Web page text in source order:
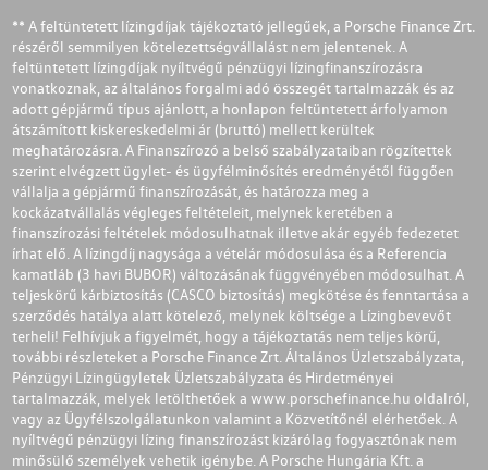
** A feltüntetett lízingdíjak tájékoztató jellegűek, a Porsche Finance Zrt.
részéről semmilyen kötelezettségvállalást nem jelentenek. A
feltüntetett lízingdíjak nyíltvégű pénzügyi lízingfinanszírozásra
vonatkoznak, az általános forgalmi adó összegét tartalmazzák és az
adott gépjármű típus ajánlott, a honlapon feltüntetett árfolyamon
átszámított kiskereskedelmi ár (bruttó) mellett kerültek
meghatározásra. A Finanszírozó a belső szabályzataiban rögzítettek
szerint elvégzett ügylet- és ügyfélminősítés eredményétől függően
vállalja a gépjármű finanszírozását, és határozza meg a
kockázatvállalás végleges feltételeit, melynek keretében a
finanszírozási feltételek módosulhatnak illetve akár egyéb fedezetet
írhat elő. A lízingdíj nagysága a vételár módosulása és a Referencia
kamatláb (3 havi BUBOR) változásának függvényében módosulhat. A
teljeskörű kárbiztosítás (CASCO biztosítás) megkötése és fenntartása a
szerződés hatálya alatt kötelező, melynek költsége a Lízingbevevőt
terheli! Felhívjuk a figyelmét, hogy a tájékoztatás nem teljes körű,
további részleteket a Porsche Finance Zrt. Általános Üzletszabályzata,
Pénzügyi Lízingügyletek Üzletszabályzata és Hirdetményei
tartalmazzák, melyek letölthetőek a www.porschefinance.hu oldalról,
vagy az Ügyfélszolgálatunkon valamint a Közvetítőnél elérhetőek. A
nyíltvégű pénzügyi lízing finanszírozást kizárólag fogyasztónak nem
minősülő személyek vehetik igénybe. A Porsche Hungária Kft. a